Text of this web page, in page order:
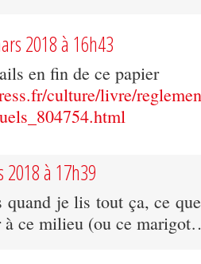
2018 à 16h43
en fin de ce papier
culture/livre/
2018 à 17h39
je lis tout ça, ce
à ce milieu (ou ce